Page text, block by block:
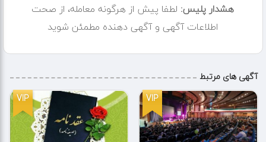
هشدار پلیس: لطفا پیش از هرگونه معامله، از صحت
اطلاعات آگهی و آگهی دهنده مطمئن شوید
آگهی های مرتبط
VIP
VIP